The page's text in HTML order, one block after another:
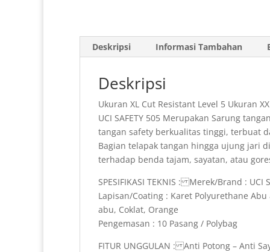
Deskripsi Informasi Tambahan
Deskripsi
Ukuran XL Cut Resistant Level 5 Ukuran
UCI SAFETY 505 Merupakan Sarung
tangan safety berkualitas tinggi, terbuat
Bagian telapak tangan hingga ujung jari
terhadap benda tajam, sayatan, atau
SPESIFIKASI TEKNIS : Merek/Brand : UCI
Lapisan/Coating : Karet Polyurethane
abu, Coklat, Orange
Pengemasan : 10 Pasang / Polybag
FITUR UNGGULAN : Anti Potong – Anti